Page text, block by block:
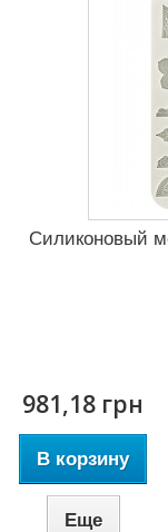
Силиконовый
981,18 грн
В корзину
Еще